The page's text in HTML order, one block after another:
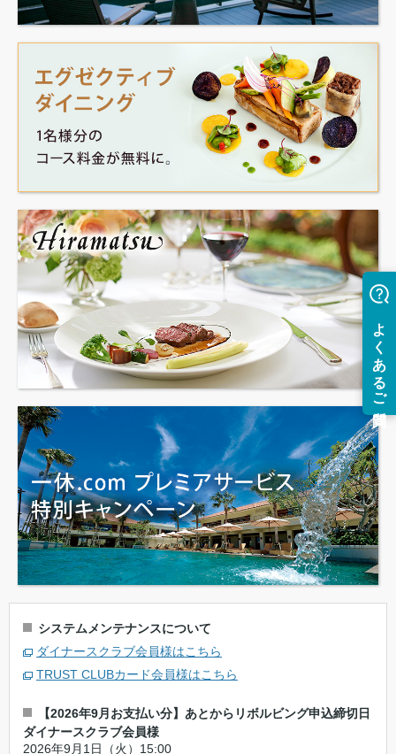
システムメンテナンスについて
ダイナースクラブ会員様はこちら
TRUST CLUBカード会員様はこちら
【2026年9月お支払い分】あとからリボルビング申込締切日
ダイナースクラブ会員様
2026年9月1日（火）15:00